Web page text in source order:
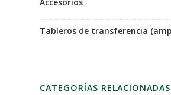
Tableros de transferencia
CATEGORÍAS RELACIONADAS